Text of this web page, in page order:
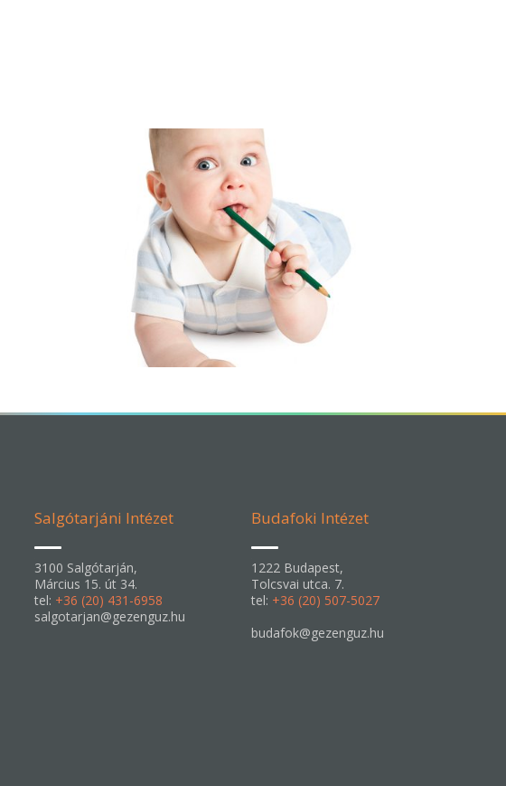
Salgótarjáni Intézet
3100 Salgótarján,
Március 15. út 34.
tel: +36 (20) 431-6958
salgotarjan@gezenguz.hu
Budafoki Intézet
1222 Budapest,
Tolcsvai utca. 7.
tel: +36 (20) 507-5027
budafok@gezenguz.hu